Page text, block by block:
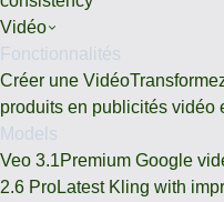
Vidéo
Fonctionnalités
Créer une Vidéo
produits en publicités vidéo
Models
Veo 3.1Premium Google
2.6 ProLatest Kling with